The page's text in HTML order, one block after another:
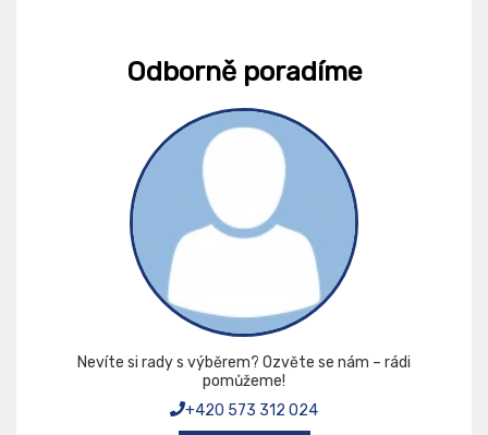
Odborně poradíme
Nevíte si rady s výběrem? Ozvěte se nám – rádi
pomůžeme!
+420 573 312 024